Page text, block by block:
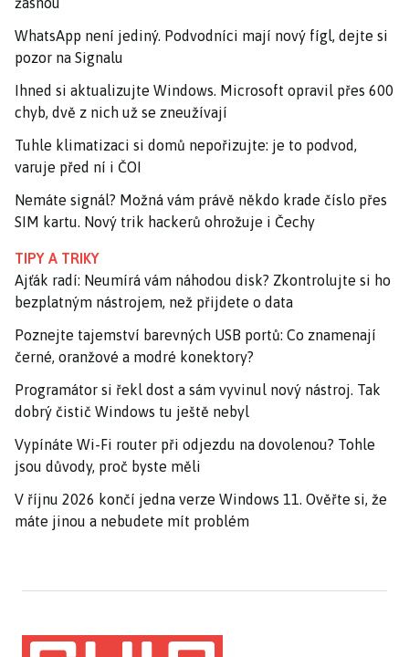
WhatsApp není jediný. Podvodníci mají nový fígl, dejte si
pozor na Signalu
Ihned si aktualizujte Windows. Microsoft opravil přes 600
chyb, dvě z nich už se zneužívají
Tuhle klimatizaci si domů nepořizujte: je to podvod,
varuje před ní i ČOI
Nemáte signál? Možná vám právě někdo krade číslo přes
SIM kartu. Nový trik hackerů ohrožuje i Čechy
TIPY A TRIKY
Ajťák radí: Neumírá vám náhodou disk? Zkontrolujte si ho
bezplatným nástrojem, než přijdete o data
Poznejte tajemství barevných USB portů: Co znamenají
černé, oranžové a modré konektory?
Programátor si řekl dost a sám vyvinul nový nástroj. Tak
dobrý čistič Windows tu ještě nebyl
Vypínáte Wi-Fi router při odjezdu na dovolenou? Tohle
jsou důvody, proč byste měli
V říjnu 2026 končí jedna verze Windows 11. Ověřte si, že
máte jinou a nebudete mít problém